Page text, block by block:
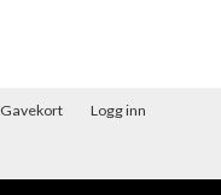
Gavekort Logg inn